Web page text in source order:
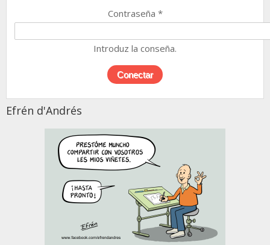
Contraseña *
Introduz la conseña.
Efrén d'Andrés